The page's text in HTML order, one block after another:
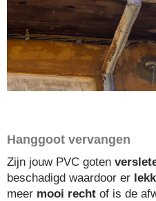
Hanggoot vervangen
Zijn jouw PVC goten
beschadigd waardoor er
meer mooi recht of is de